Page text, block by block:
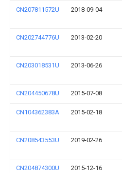
CN207811572U 2018-09-04
CN202744776U 2013-02-20
CN203018531U 2013-06-26
CN204450678U 2015-07-08
CN104362383A 2015-02-18
CN208543553U 2019-02-26
CN204874300U 2015-12-16